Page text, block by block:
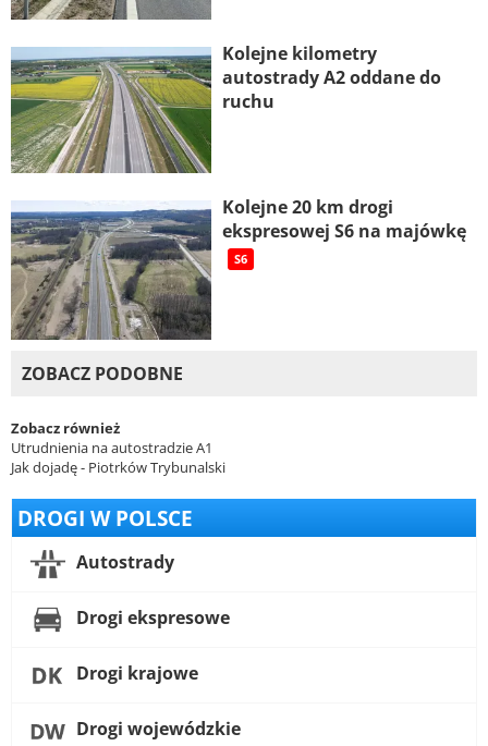
Kolejne kilometry
autostrady A2 oddane do
ruchu
Kolejne 20 km drogi
ekspresowej S6 na majówkę
S6
ZOBACZ PODOBNE
Zobacz również
Utrudnienia na autostradzie A1
Jak dojadę - Piotrków Trybunalski
DROGI W POLSCE
Autostrady
Drogi ekspresowe
Drogi krajowe
Drogi wojewódzkie